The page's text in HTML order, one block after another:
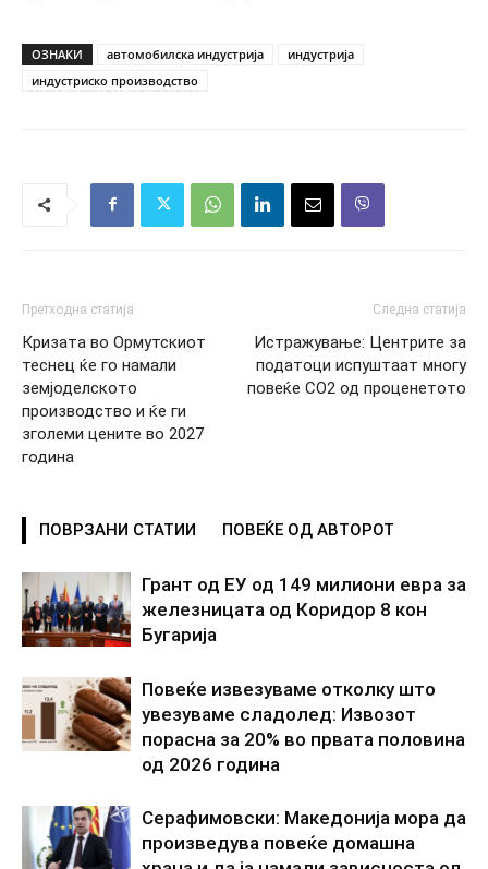
ОЗНАКИ автомобилска индустрија
индустрија
индустриско производство
Претходна статија
Кризата во Ормутскиот
теснец ќе го намали
земјоделското
производство и ќе ги
зголеми цените во 2027
година
Следна статија
Истражување: Центрите за
податоци испуштаат многу
повеќе CO2 од проценетото
ПОВРЗАНИ СТАТИИ ПОВЕЌЕ ОД АВТОРОТ
Грант од ЕУ од 149 милиони евра за
железницата од Коридор 8 кон
Бугарија
Повеќе извезуваме отколку што
увезуваме сладолед: Извозот
порасна за 20% во првата половина
од 2026 година
Серафимовски: Македонија мора да
произведува повеќе домашна